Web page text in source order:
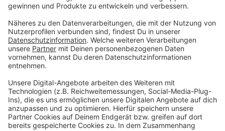
Mehr Meldungen aus Leverkusen
Anzeige
Rauer Ton in Leverkusener Arztpraxen
Lützenkirchener fordern Tempo 30
"ParkRuns" starten in Leverkusen
Anzeige